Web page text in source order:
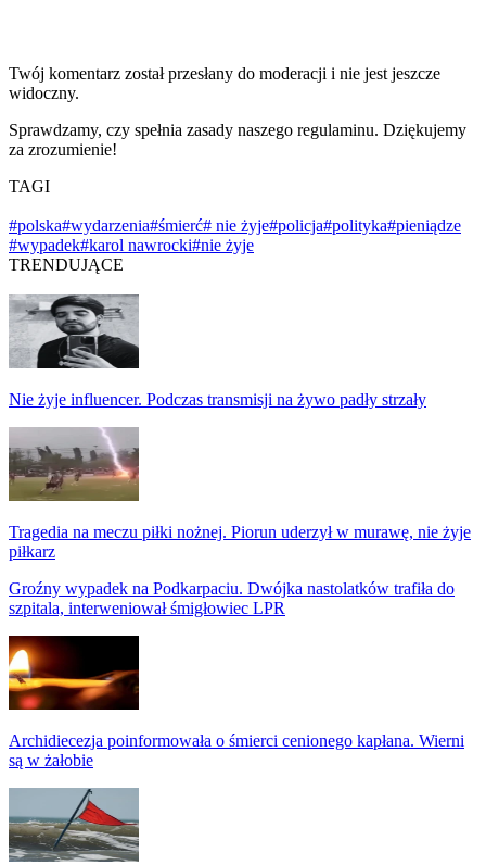
Twój komentarz został przesłany do moderacji i nie jest jeszcze
widoczny.
Sprawdzamy, czy spełnia zasady naszego regulaminu. Dziękujemy
za zrozumienie!
TAGI
#polska#wydarzenia#śmierć# nie żyje#policja#polityka#pieniądze
#wypadek#karol nawrocki#nie żyje
TRENDUJĄCE
Nie żyje influencer. Podczas transmisji na żywo padły strzały
Tragedia na meczu piłki nożnej. Piorun uderzył w murawę, nie żyje
piłkarz
Groźny wypadek na Podkarpaciu. Dwójka nastolatków trafiła do
szpitala, interweniował śmigłowiec LPR
Archidiecezja poinformowała o śmierci cenionego kapłana. Wierni
są w żałobie